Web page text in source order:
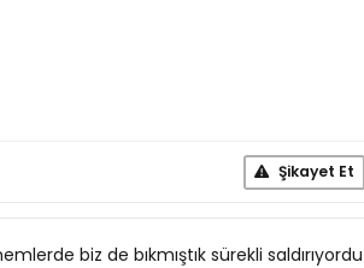
Şikayet Et
biz de bıkmıştık sürekli saldırıyordu